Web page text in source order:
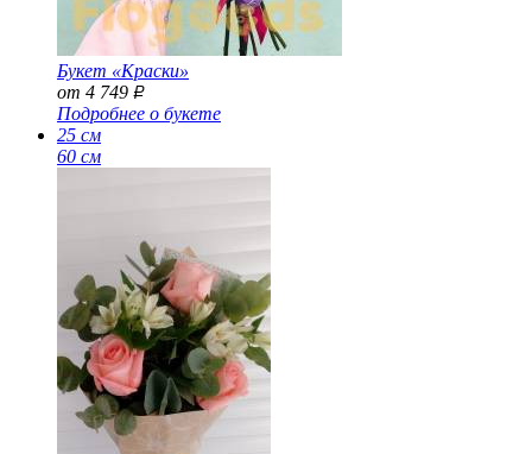
Букет «Краски»
от 4 749 Р
Подробнее о букете
25 см
60 см